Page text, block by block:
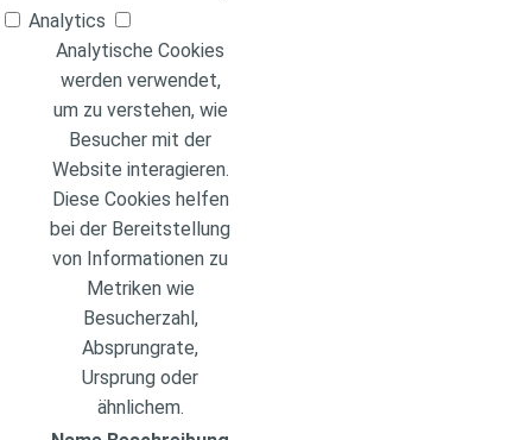
Analytics
Analytische Cookies
werden verwendet,
um zu verstehen, wie
Besucher mit der
Website interagieren.
Diese Cookies helfen
bei der Bereitstellung
von Informationen zu
Metriken wie
Besucherzahl,
Absprungrate,
Ursprung oder
ähnlichem.